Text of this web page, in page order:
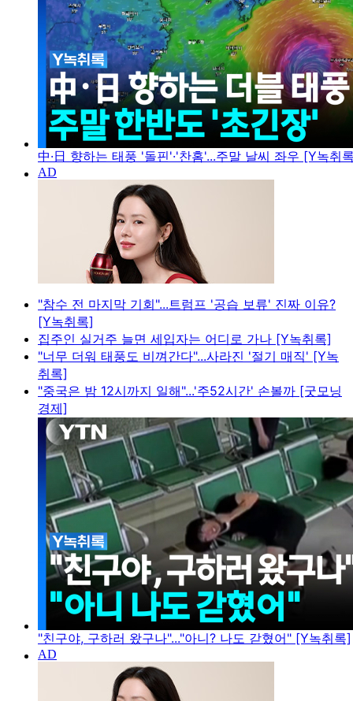
中·日 향하는 태풍 '돌핀'·'찬홈'...주말 날씨 좌우 [Y녹취
"참수 전 마지막 기회"...트럼프 '공습 보류' 진짜 이유?
[Y녹취록]
집주인 실거주 늘면 세입자는 어디로 가나 [Y녹취록]
"너무 더워 태풍도 비껴간다"...사라진 '절기 매직' [Y녹
취록]
"중국은 밤 12시까지 일해"...'주52시간' 손볼까 [굿모닝
경제]
"친구야, 구하러 왔구나"..."아니? 나도 갇혔어" [Y녹취록]